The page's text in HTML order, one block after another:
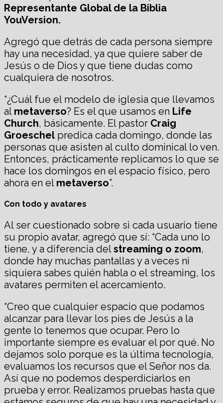
Representante Global de la Biblia
YouVersion.
Agregó que detrás de cada persona siempre
hay una necesidad, ya que quiere saber de
Jesús o de Dios y que tiene dudas como
cualquiera de nosotros.
“¿Cuál fue el modelo de iglesia que llevamos
al metaverso? Es el que usamos en Life
Church, básicamente. El pastor Craig
Groeschel predica cada domingo, donde las
personas que asisten al culto dominical lo ven.
Entonces, prácticamente replicamos lo que se
hace los domingos en el espacio físico, pero
ahora en el metaverso”.
Con todo y avatares
Al ser cuestionado sobre si cada usuario tiene
su propio avatar, agregó que sí: “Cada uno lo
tiene, y a diferencia delstreaming o zoom,
donde hay muchas pantallas y a veces ni
siquiera sabes quién habla o el streaming, los
avatares permiten el acercamiento.
“Creo que cualquier espacio que podamos
alcanzar para llevar los pies de Jesús a la
gente lo tenemos que ocupar. Pero lo
importante siempre es evaluar el por qué. No
dejamos solo porque es la última tecnología,
evaluamos los recursos que el Señor nos da.
Así que no podemos desperdiciarlos en
prueba y error. Realizamos pruebas hasta que